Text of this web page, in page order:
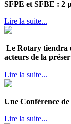
SFPE et SFBE : 2
Lire la suite...
Le Rotary tiendra
acteurs de la
Lire la suite...
Une Conférence
Lire la suite...